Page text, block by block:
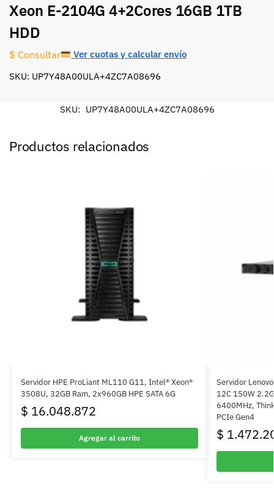
Xeon E-2104G 4+2Cores 16GB 1TB
HDD
$ Consultar Ver cuotas y calcular envío
SKU: UP7Y48A00ULA+4ZC7A08696
SKU: UP7Y48A00ULA+4ZC7A08696
Productos relacionados
Servidor HPE ProLiant ML110 G11, Intel® Xeon®
3508U, 32GB Ram, 2x960GB HPE SATA 6G
$ 16.048.872
Agregar al carrito
Servidor
12C 150W
6400MHz,
PCIe Gen4
$